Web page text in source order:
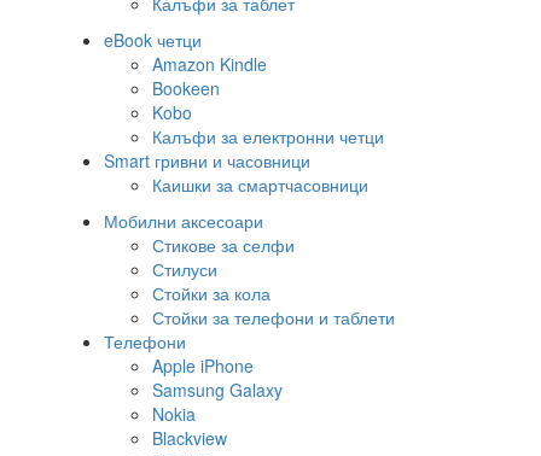
eBook четци
Amazon Kindle
Bookeen
Kobo
Калъфи за електронни четци
Smart гривни и часовници
Каишки за смартчасовници
Мобилни аксесоари
Стикове за селфи
Стилуси
Стойки за кола
Стойки за телефони и таблети
Телефони
Apple iPhone
Samsung Galaxy
Nokia
Blackview